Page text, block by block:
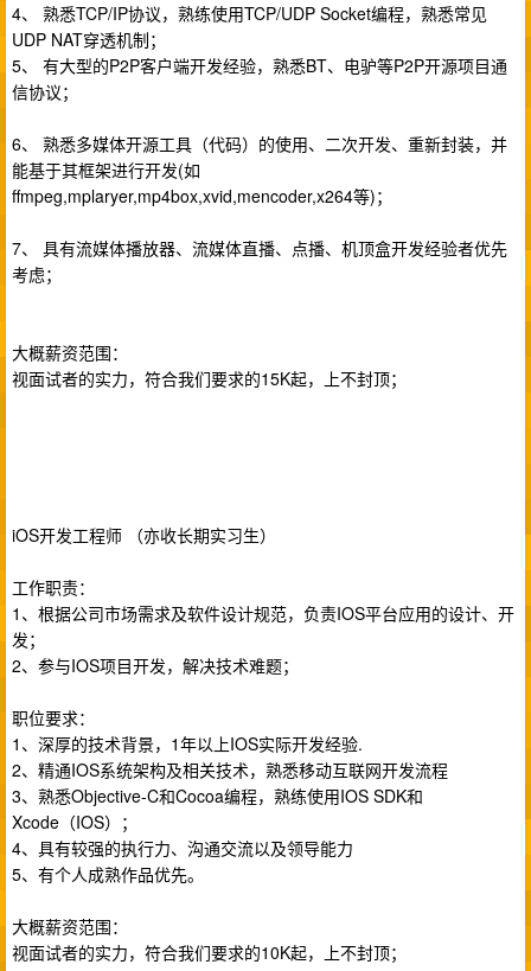
4、 熟悉TCP/IP协议，熟练使用TCP/UDP Socket编程，熟悉常见
UDP NAT穿透机制；
5、 有大型的P2P客户端开发经验，熟悉BT、电驴等P2P开源项目通
信协议；
6、 熟悉多媒体开源工具（代码）的使用、二次开发、重新封装，并
能基于其框架进行开发(如
ffmpeg,mplaryer,mp4box,xvid,mencoder,x264等)；
7、 具有流媒体播放器、流媒体直播、点播、机顶盒开发经验者优先
考虑；
大概薪资范围：
视面试者的实力，符合我们要求的15K起，上不封顶；
iOS开发工程师 （亦收长期实习生）
工作职责：
1、根据公司市场需求及软件设计规范，负责IOS平台应用的设计、开
发；
2、参与IOS项目开发，解决技术难题；
职位要求：
1、深厚的技术背景，1年以上IOS实际开发经验.
2、精通IOS系统架构及相关技术，熟悉移动互联网开发流程
3、熟悉Objective-C和Cocoa编程，熟练使用IOS SDK和
Xcode（IOS）；
4、具有较强的执行力、沟通交流以及领导能力
5、有个人成熟作品优先。
大概薪资范围：
视面试者的实力，符合我们要求的10K起，上不封顶；